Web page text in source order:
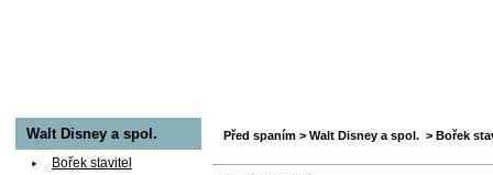
Před spaním > Walt Disney a spol. > Bořek
Walt Disney a spol.
Bořek stavitel